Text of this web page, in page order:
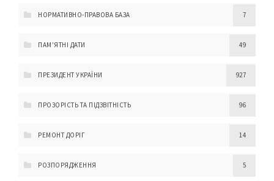
НОРМАТИВНО-ПРАВОВА БАЗА 7
ПАМ'ЯТНІ ДАТИ 49
ПРЕЗИДЕНТ УКРАЇНИ 927
ПРОЗОРІСТЬ ТА ПІДЗВІТНІСТЬ 96
РЕМОНТ ДОРІГ 14
РОЗПОРЯДЖЕННЯ 5